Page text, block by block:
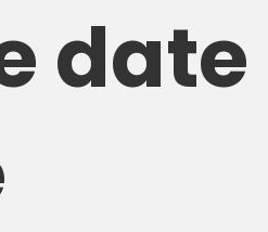
date